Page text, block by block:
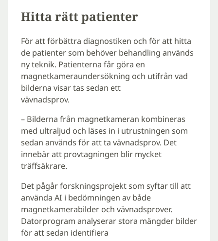
Hitta rätt patienter
För att förbättra diagnostiken och för att hitta
de patienter som behöver behandling används
ny teknik. Patienterna får göra en
magnetkameraundersökning och utifrån vad
bilderna visar tas sedan ett
vävnadsprov.
– Bilderna från magnetkameran kombineras
med ultraljud och läses in i utrustningen som
sedan används för att ta vävnadsprov. Det
innebär att provtagningen blir mycket
träffsäkrare.
Det pågår forskningsprojekt som syftar till att
använda AI i bedömningen av både
magnetkamerabilder och vävnadsprover.
Datorprogram analyserar stora mängder bilder
för att sedan identifiera